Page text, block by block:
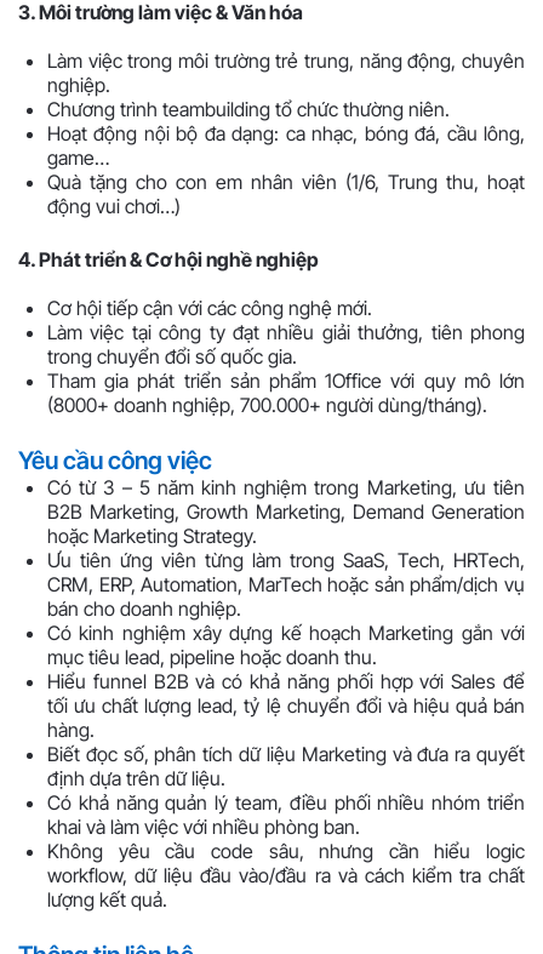
3. Môi trường làm việc & Văn hóa
Làm việc trong môi trường trẻ trung, năng động, chuyên
nghiệp.
Chương trình teambuilding tổ chức thường niên.
Hoạt động nội bộ đa dạng: ca nhạc, bóng đá, cầu lông,
game…
Quà tặng cho con em nhân viên (1/6, Trung thu, hoạt
động vui chơi…)
4. Phát triển & Cơ hội nghề nghiệp
Cơ hội tiếp cận với các công nghệ mới.
Làm việc tại công ty đạt nhiều giải thưởng, tiên phong
trong chuyển đổi số quốc gia.
Tham gia phát triển sản phẩm 1Office với quy mô lớn
(8000+ doanh nghiệp, 700.000+ người dùng/tháng).
Yêu cầu công việc
Có từ 3 – 5 năm kinh nghiệm trong Marketing, ưu tiên
B2B Marketing, Growth Marketing, Demand Generation
hoặc Marketing Strategy.
Ưu tiên ứng viên từng làm trong SaaS, Tech, HRTech,
CRM, ERP, Automation, MarTech hoặc sản phẩm/dịch vụ
bán cho doanh nghiệp.
Có kinh nghiệm xây dựng kế hoạch Marketing gắn với
mục tiêu lead, pipeline hoặc doanh thu.
Hiểu funnel B2B và có khả năng phối hợp với Sales để
tối ưu chất lượng lead, tỷ lệ chuyển đổi và hiệu quả bán
hàng.
Biết đọc số, phân tích dữ liệu Marketing và đưa ra quyết
định dựa trên dữ liệu.
Có khả năng quản lý team, điều phối nhiều nhóm triển
khai và làm việc với nhiều phòng ban.
Không yêu cầu code sâu, nhưng cần hiểu logic
workflow, dữ liệu đầu vào/đầu ra và cách kiểm tra chất
lượng kết quả.